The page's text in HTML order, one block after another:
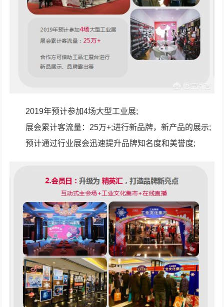
2019年预计参加4场大型工业展;
展会累计客流量：25万+;进行新品牌，新产品的展示;
预计通过行业展会迅速提升品牌知名度和美誉度;